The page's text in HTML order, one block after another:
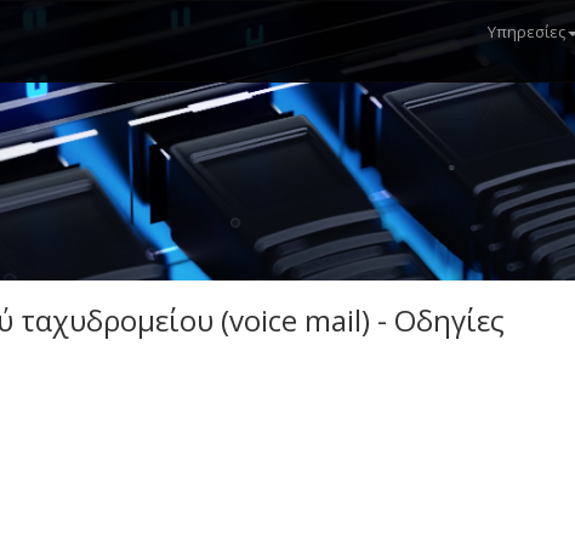
Main
Υπηρεσίες
ταχυδρομείου (voice mail) - Οδηγίες